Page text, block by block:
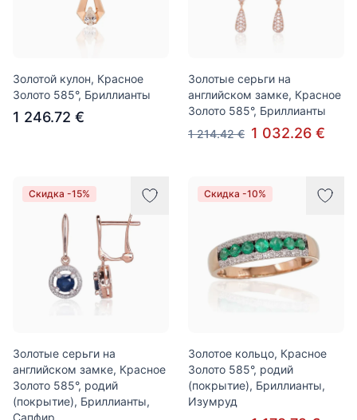
Золотой кулон, Красное
Золото 585°, Бриллианты
1 246.72 €
Золотые серьги на
английском замке, Красное
Золото 585°, Бриллианты
1 214.42 € 1 032.26 €
Скидка -15%
Золотые серьги на
английском замке, Красное
Золото 585°, родий
(покрытие), Бриллианты,
Сапфир
Скидка -10%
Золотое кольцо, Красное
Золото 585°, родий
(покрытие), Бриллианты,
Изумруд